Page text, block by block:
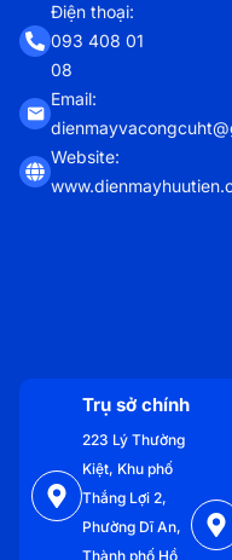
Điện thoại:
093 408 01
08
Email:
Website:
Trụ sở chính
223 Lý Thường
Kiệt, Khu phố
Thắng Lợi 2,
Phường Dĩ An,
Thành phố Hồ